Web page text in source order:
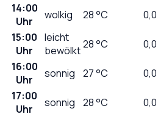
14:00
Uhr
wolkig 28°C 0,0
15:00
Uhr
leicht
bewölkt28°C 0,0
16:00
Uhr
sonnig 27°C 0,0
17:00
Uhr
sonnig 28°C 0,0